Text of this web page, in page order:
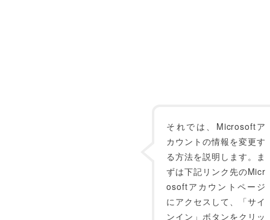
それでは、Microsoftア
カウントの情報を変更す
る方法を説明します。ま
ずは下記リンク先のMicr
osoftアカウントページ
にアクセスして、「サイ
ンイン」ボタンをクリッ